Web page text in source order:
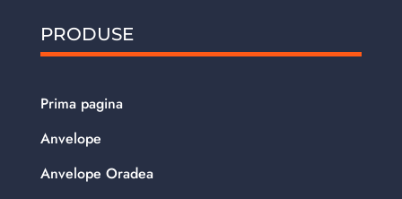
PRODUSE
Prima pagina
Anvelope
Anvelope Oradea